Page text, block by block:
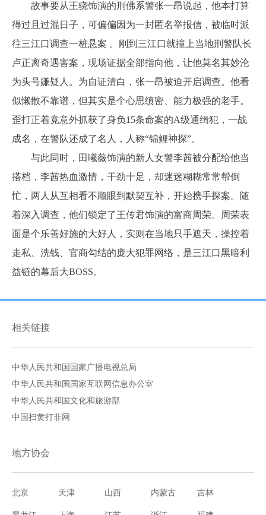
故事要从王骁饰演的刑佛系警张一昂说起，他本打算
得过且过混日子，可偏偏因为一封匿名举报信，被临时派
往三江口调查一桩悬案 。
刚到三江口就撞上当地刑警队长
卢正离奇遇害案，现场证据全部指向他，让他莫名其妙沦
为头号嫌疑人。 为自证清白，张一昂被迫开启调查。他看
似懒散不靠谱，但其实是个心思缜密、能力极强的老手。
歪打正着竟意外抓获了身负15条命案的A级通缉犯，一战
成名，在警队还成了名人，人称“锦鲤神探”。
与此同时，田曦薇饰演的新人女警李茜被分配给他当
搭档，李茜热血激情，干劲十足，却迷迷糊糊常常帮倒
忙，两人从互相看不顺眼到默契互补，开始携手探案。
随
着深入调查，他们锁定了王传君饰演的富商周荣。周荣表
面是个乐善好施的大好人，实则在当地只手遮天，操控着
走私、洗钱、官商勾结的庞大犯罪网络，是三江口黑暗利
益链的幕后大BOSS。
相关链接
中华人民共和国国家广播电视总局
中华人民共和国国家互联网信息办公室
中华人民共和国文化和旅游部
中国扫黄打非网
地方协会
北京 天津 山西 内蒙古 吉林